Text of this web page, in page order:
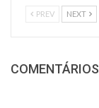
PREV NEXT
COMENTÁRIOS